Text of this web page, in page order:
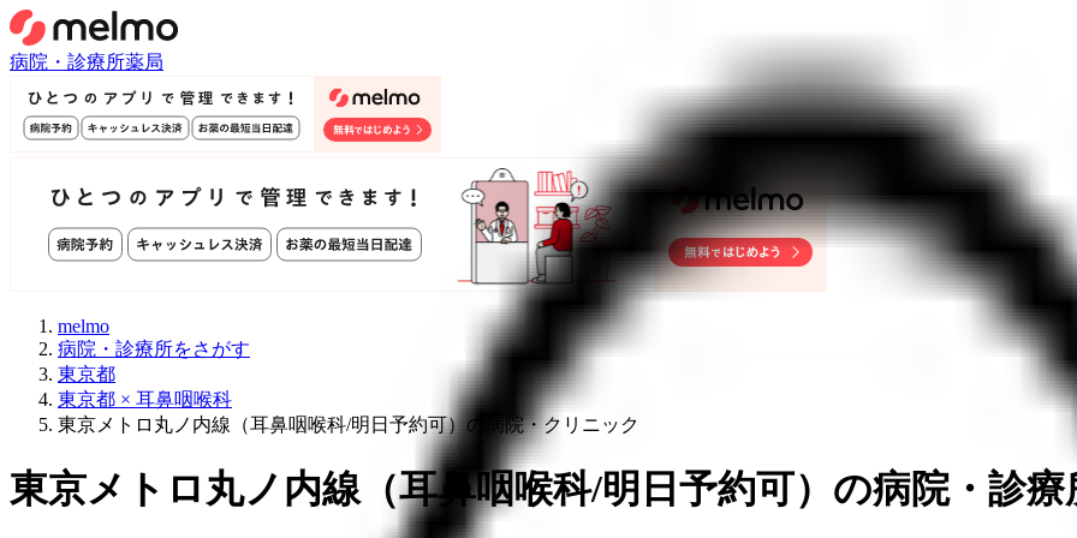
病院・診療所薬局
melmo
病院・診療所をさがす
東京都
東京都 × 耳鼻咽喉科
東京メトロ丸ノ内線（耳鼻咽喉科/明日予約可）の病院・クリニック
東京メトロ丸ノ内線（耳鼻咽喉科/明日予約可） の病院・診療